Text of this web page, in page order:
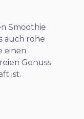
Smoothie
auch rohe
einen
Genuss
ist.